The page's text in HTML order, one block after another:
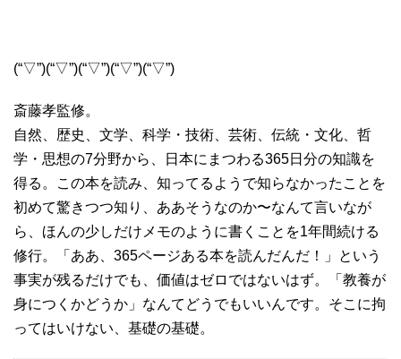
(“▽”)(“▽”)(“▽”)(“▽”)(“▽”)
斎藤孝監修。
自然、歴史、文学、科学・技術、芸術、伝統・文化、哲
学・思想の7分野から、日本にまつわる365日分の知識を
得る。この本を読み、知ってるようで知らなかったことを
初めて驚きつつ知り、ああそうなのか〜なんて言いなが
ら、ほんの少しだけメモのように書くことを1年間続ける
修行。「ああ、365ページある本を読んだんだ！」という
事実が残るだけでも、価値はゼロではないはず。「教養が
身につくかどうか」なんてどうでもいいんです。そこに拘
ってはいけない、基礎の基礎。